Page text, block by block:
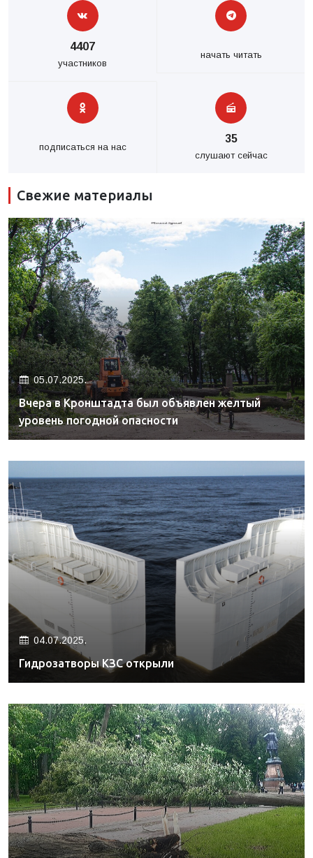
4407
участников
начать читать
подписаться на нас
35
слушают сейчас
Свежие материалы
05.07.2025.
Вчера в Кронштадта был объявлен желтый
уровень погодной опасности
04.07.2025.
Гидрозатворы КЗС открыли